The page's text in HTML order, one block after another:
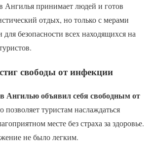
Ангилья принимает людей и готов
отдых, но только с мерами
безопасности всех находящихся на
свободы от инфекции
Ангилью объявил себя свободным от
позволяет туристам наслаждаться
месте без страха за здоровье.
не было легким.